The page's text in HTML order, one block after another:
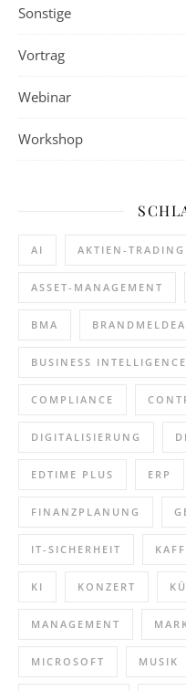
Sonstige
Vortrag
Webinar
Workshop
AI AKTIEN-TRADING
ASSET-MANAGEMENT
BMA
BUSINESS INTELLIGENCE
COMPLIANCE
DIGITALISIERUNG
EDTIME PLUS ERP
FINANZPLANUNG
IT-SICHERHEIT
KI KONZERT
MANAGEMENT
MICROSOFT MUSIK